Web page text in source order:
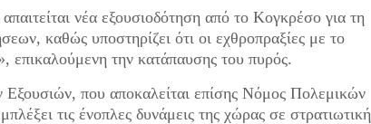
νέα εξουσιοδότηση από το Κογκρέσο για τη
καθώς υποστηρίζει ότι οι εχθροπραξίες με το
επικαλούμενη την κατάπαυσης του πυρός.
που αποκαλείται επίσης Νόμος Πολεμικών
τις ένοπλες δυνάμεις της χώρας σε στρατιωτική